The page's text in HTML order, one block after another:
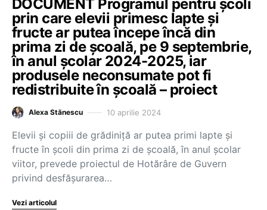
DOCUMENT Programul pentru școli
prin care elevii primesc lapte și
fructe ar putea începe încă din
prima zi de școală, pe 9 septembrie,
în anul școlar 2024-2025, iar
produsele neconsumate pot fi
redistribuite în școală – proiect
Alexa Stănescu 10 aprilie 2024
Elevii și copiii de grădiniță ar putea primi lapte și
fructe în școli din prima zi de școală, în anul școlar
viitor, prevede proiectul de Hotărâre de Guvern
privind desfășurarea…
Vezi articolul